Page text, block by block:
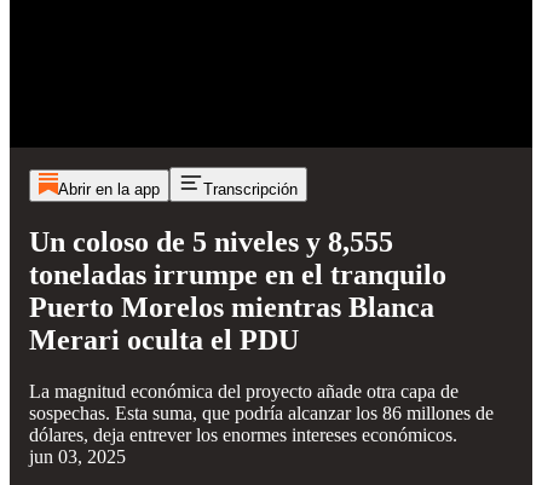
Abrir en la app Transcripción
Un coloso de 5 niveles y 8,555
toneladas irrumpe en el tranquilo
Puerto Morelos mientras Blanca
Merari oculta el PDU
La magnitud económica del proyecto añade otra capa de
sospechas. Esta suma, que podría alcanzar los 86 millones de
dólares, deja entrever los enormes intereses económicos.
jun 03, 2025